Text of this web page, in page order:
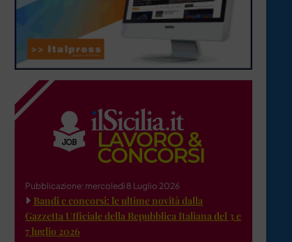
Pubblicazione: mercoledì 8 Luglio 2026
Bandi e concorsi: le ultime novità dalla
Gazzetta Ufficiale della Repubblica Italiana del 3 e
7 luglio 2026